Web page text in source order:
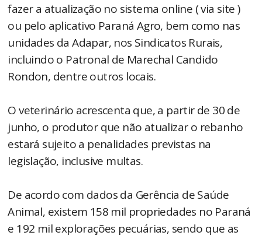
fazer a atualização no sistema online ( via site )
ou pelo aplicativo Paraná Agro, bem como nas
unidades da Adapar, nos Sindicatos Rurais,
incluindo o Patronal de Marechal Candido
Rondon, dentre outros locais.
O veterinário acrescenta que, a partir de 30 de
junho, o produtor que não atualizar o rebanho
estará sujeito a penalidades previstas na
legislação, inclusive multas.
De acordo com dados da Gerência de Saúde
Animal, existem 158 mil propriedades no Paraná
e 192 mil explorações pecuárias, sendo que as